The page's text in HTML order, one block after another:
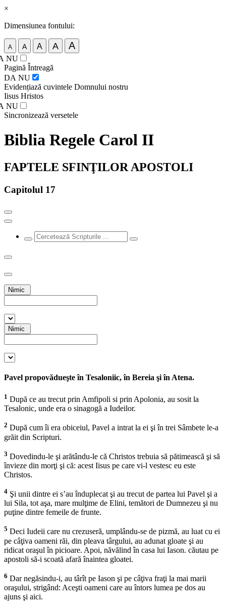
×
Dimensiunea fontului:
A A A A A
NU
Pagină Întreagă
DA NU
Evidențiază cuvintele Domnului nostru
Iisus Hristos
NU
Sincronizează versetele
Biblia Regele Carol II
FAPTELE SFINŢILOR APOSTOLI
Capitolul 17
Nimic
Nimic
Pavel propovădueşte în Tesaloniic, în Bereia şi în Atena.
1 După ce au trecut prin Amfipoli si prin Apolonia, au sosit la
Tesalonic, unde era o sinagogă a Iudeilor.
2 După cum îi era obiceiul, Pavel a intrat la ei şi în trei Sâmbete le-a
grăit din Scripturi.
3 Dovedindu-le şi arătându-le că Christos trebuia să pătimească şi să
învieze din morţi şi că: acest Iisus pe care vi-l vestesc eu este
Christos.
4 Şi unii dintre ei s’au înduplecat şi au trecut de partea lui Pavel şi a
lui Sila, tot aşa, mare mulţime de Elini, temători de Dumnezeu şi nu
puţine dintre femeile de frunte.
5 Deci Iudeii care nu crezuseră, umplându-se de pizmă, au luat cu ei
pe câţiva oameni răi, din pleava târgului, au adunat gloate şi au
ridicat oraşul în picioare. Apoi, năvălind în casa lui Iason. căutau pe
apostoli să-i scoată afară înaintea gloatei.
6 Dar negăsindu-i, au târît pe Iason şi pe câţiva fraţi la mai marii
oraşului, strigând: Aceşti oameni care au întors lumea pe dos au
ajuns şi aici.